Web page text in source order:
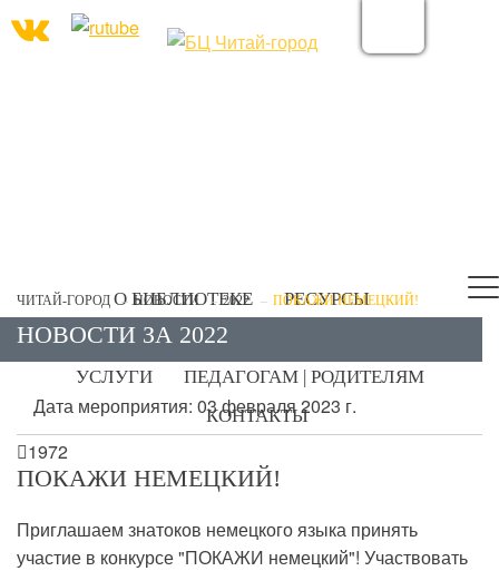
О БИБЛИОТЕКЕ
РЕСУРСЫ
ЭЛЕКТРОННЫЙ КАТАЛОГ
УСЛУГИ
ПЕДАГОГАМ | РОДИТЕЛЯМ
КОНТАКТЫ
ЧИТАЙ-ГОРОД НОВОСТИ 2022 ПОКАЖИ НЕМЕЦКИЙ!
НОВОСТИ ЗА 2022
Дата мероприятия: 03 февраля 2023 г.
1972
ПОКАЖИ НЕМЕЦКИЙ!
Приглашаем знатоков немецкого языка принять
участие в конкурсе "ПОКАЖИ немецкий"! Участвовать